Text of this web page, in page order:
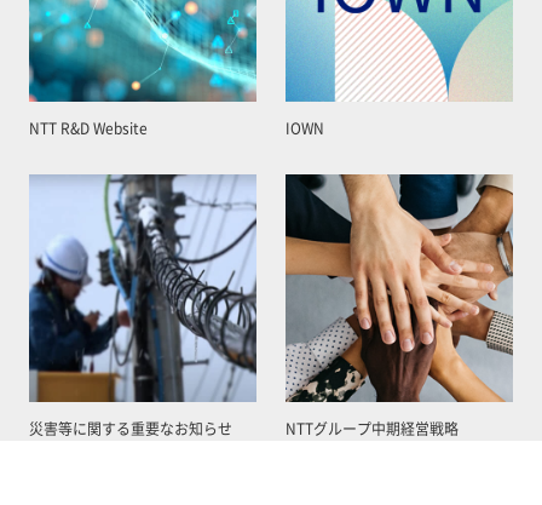
NTT R&D Website IOWN
災害等に関する重要なお知らせ NTTグループ中期経営戦略